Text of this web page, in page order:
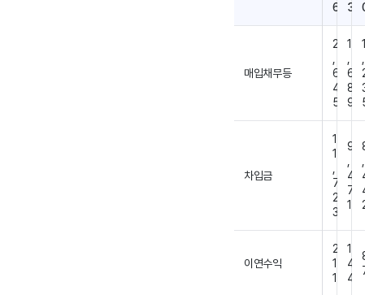
6
3
매입채무등
2
6
4
5
1
6
8
9
1
차입금
1
1
7
2
3
9
4
7
1
이연수익
2
1
1
1
4
4